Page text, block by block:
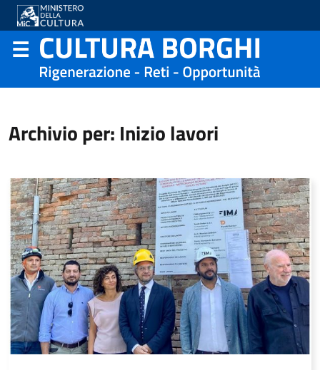
Archivio per: Inizio lavori